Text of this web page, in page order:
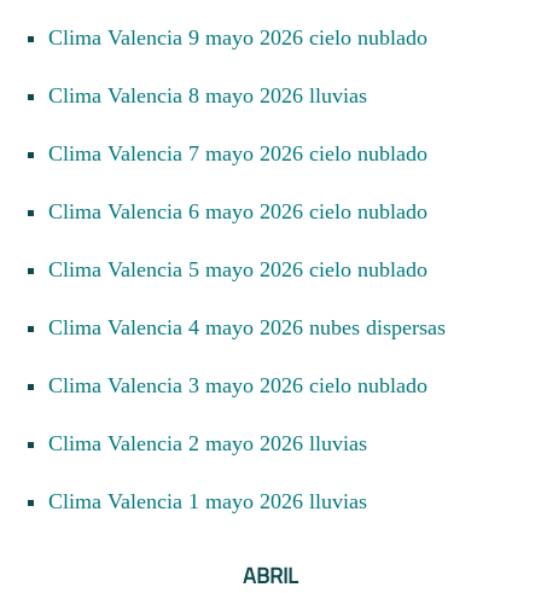
Clima Valencia 9 mayo 2026 cielo nublado
Clima Valencia 8 mayo 2026 lluvias
Clima Valencia 7 mayo 2026 cielo nublado
Clima Valencia 6 mayo 2026 cielo nublado
Clima Valencia 5 mayo 2026 cielo nublado
Clima Valencia 4 mayo 2026 nubes dispersas
Clima Valencia 3 mayo 2026 cielo nublado
Clima Valencia 2 mayo 2026 lluvias
Clima Valencia 1 mayo 2026 lluvias
ABRIL